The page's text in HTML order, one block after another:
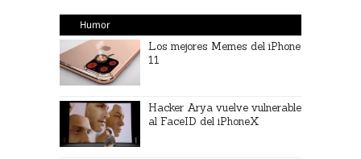
Humor
Los mejores Memes del iPhone
11
Hacker Arya vuelve vulnerable
al FaceID del iPhoneX